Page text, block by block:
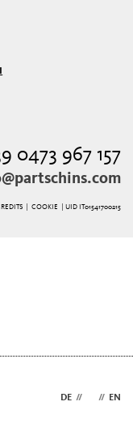
0473 967 157
| COOKIE | UID IT01541700215
DE // // EN